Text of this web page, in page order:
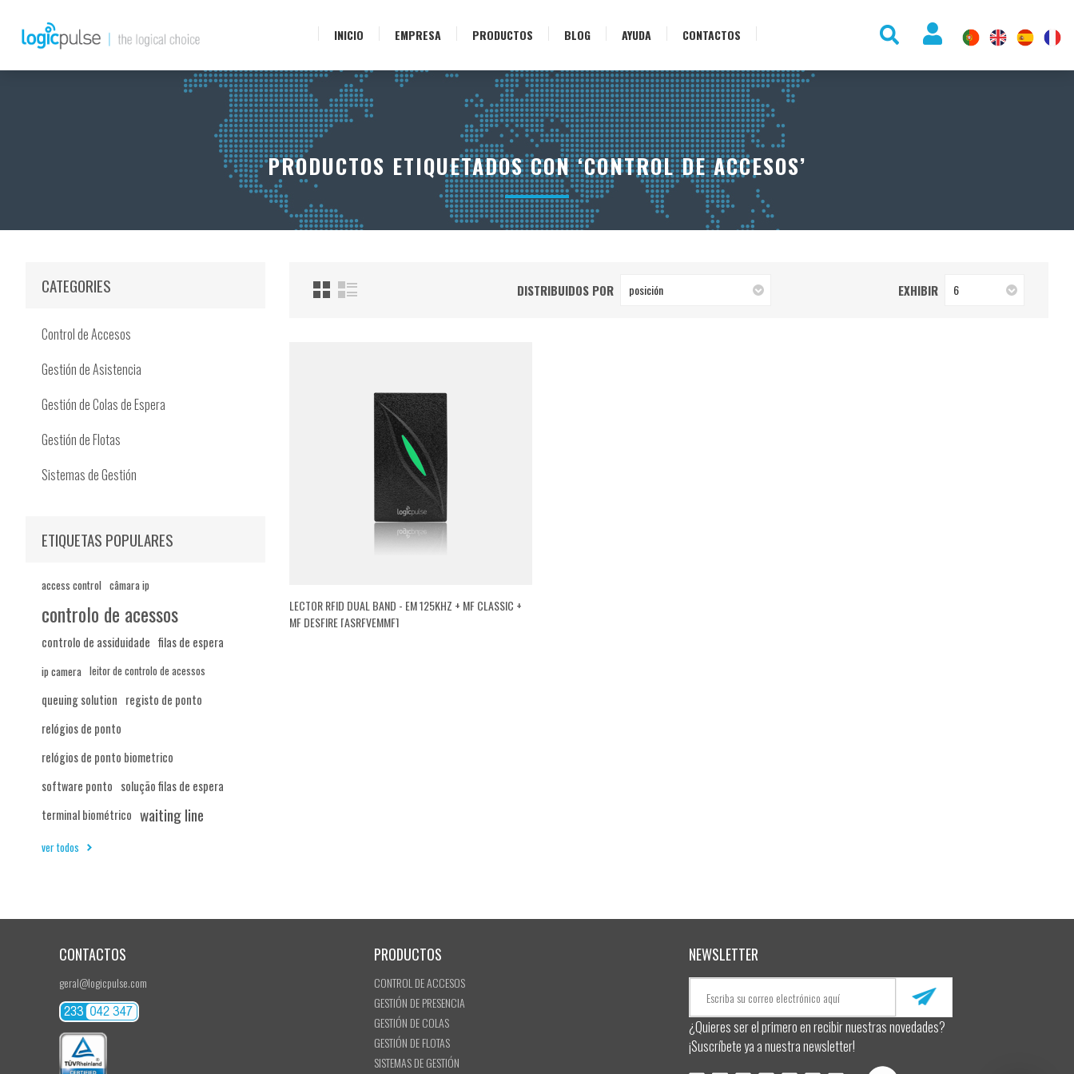
INICIO EMPRESA PRODUCTOS BLOG AYUDA CONTACTOS
PRODUCTOS ETIQUETADOS CON ‘CONTROL DE ACCESOS’
DISTRIBUIDOS POR posición EXHIBIR 6
LECTOR RFID DUAL BAND - EM 125KHZ + MF CLASSIC +
MF DESFIRE [ASRFVEMMF]
CATEGORIES
Control de Accesos
Gestión de Asistencia
Gestión de Colas de Espera
Gestión de Flotas
Sistemas de Gestión
ETIQUETAS POPULARES
access control câmara ip
controlo de acessos
controlo de assiduidade filas de espera
ip camera leitor de controlo de acessos
queuing solution registo de ponto
relógios de ponto
relógios de ponto biometrico
software ponto solução filas de espera
terminal biométrico waiting line
ver todos
CONTACTOS
geral@logicpulse.com
PRODUCTOS
CONTROL DE ACCESOS
GESTIÓN DE PRESENCIA
GESTIÓN DE COLAS
GESTIÓN DE FLOTAS
SISTEMAS DE GESTIÓN
NEWSLETTER
¿Quieres ser el primero en recibir nuestras novedades?
¡Suscríbete ya a nuestra newsletter!